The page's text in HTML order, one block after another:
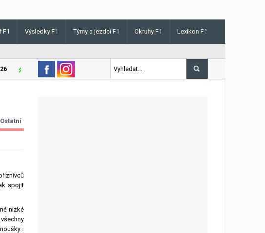
F1 Výsledky F1 Týmy a jezdci F1 Okruhy F1 Lexikon F1
Lando Norris v Maďarsku letos poprvé vyhrál kvalifikaci
Ostatní
spojit
nízké
i